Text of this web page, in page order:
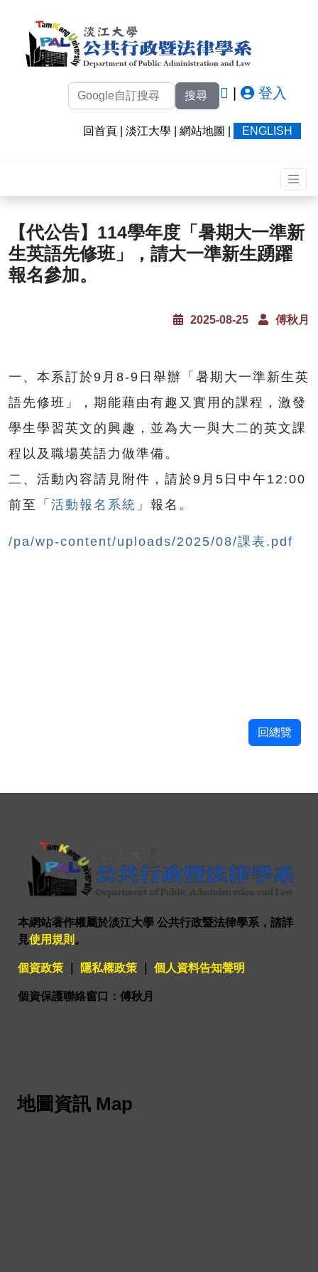
搜尋 登入
回首頁 淡江大學 網站地圖 ENGLISH
【代公告】114學年度「暑期大一準新
生英語先修班」，請大一準新生踴躍
報名參加。
2025-08-25 傅秋月
一、本系訂於9月8-9日舉辦「暑期大一準新生英
語先修班」，期能藉由有趣又實用的課程，激發
學生學習英文的興趣，並為大一與大二的英文課
程以及職場英語力做準備。
二、活動內容請見附件，請於9月5日中午12:00
前至「 活動報名系統 」報名。
/pa/wp-content/uploads/2025/08/課表.pdf
回總覽
本網站著作權屬於淡江大學 公共行政暨法律學系，請詳
見使用規則 。
個資政策 隱私權政策 個人資料告知聲明
個資保護聯絡窗口：傅秋月
地圖資訊 Map